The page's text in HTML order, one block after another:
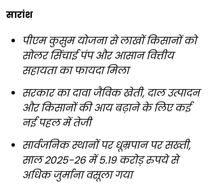
सारांश
पीएम कुसुम योजना से लाखों किसानों को
सोलर सिंचाई पंप और आसान वित्तीय
सहायता का फायदा मिला
सरकार का दावा जैविक खेती, दाल उत्पादन
और किसानों की आय बढ़ाने के लिए कई
नई पहल में तेजी
सार्वजनिक स्थानों पर धूम्रपान पर सख्ती,
साल 2025-26 में 5.19 करोड़ रुपये से
अधिक जुर्माना वसूला गया